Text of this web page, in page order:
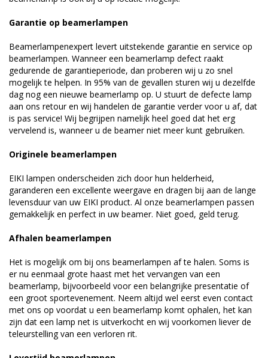
Garantie op beamerlampen
Beamerlampenexpert levert uitstekende garantie en service op
beamerlampen. Wanneer een beamerlamp defect raakt
gedurende de garantieperiode, dan proberen wij u zo snel
mogelijk te helpen. In 95% van de gevallen sturen wij u dezelfde
dag nog een nieuwe beamerlamp op. U stuurt de defecte lamp
aan ons retour en wij handelen de garantie verder voor u af, dat
is pas service! Wij begrijpen namelijk heel goed dat het erg
vervelend is, wanneer u de beamer niet meer kunt gebruiken.
Originele beamerlampen
EIKI lampen onderscheiden zich door hun helderheid,
garanderen een excellente weergave en dragen bij aan de lange
levensduur van uw EIKI product. Al onze beamerlampen passen
gemakkelijk en perfect in uw beamer. Niet goed, geld terug.
Afhalen beamerlampen
Het is mogelijk om bij ons beamerlampen af te halen. Soms is
er nu eenmaal grote haast met het vervangen van een
beamerlamp, bijvoorbeeld voor een belangrijke presentatie of
een groot sportevenement. Neem altijd wel eerst even contact
met ons op voordat u een beamerlamp komt ophalen, het kan
zijn dat een lamp net is uitverkocht en wij voorkomen liever de
teleurstelling van een verloren rit.